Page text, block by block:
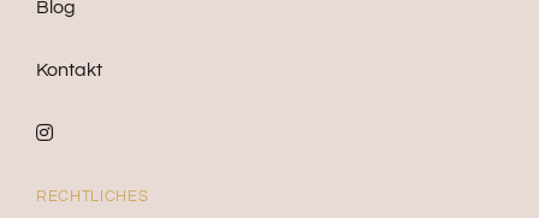
Blog
Kontakt
RECHTLICHES